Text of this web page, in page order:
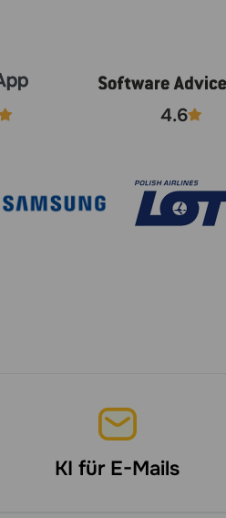
4.6
KI für E-Mails